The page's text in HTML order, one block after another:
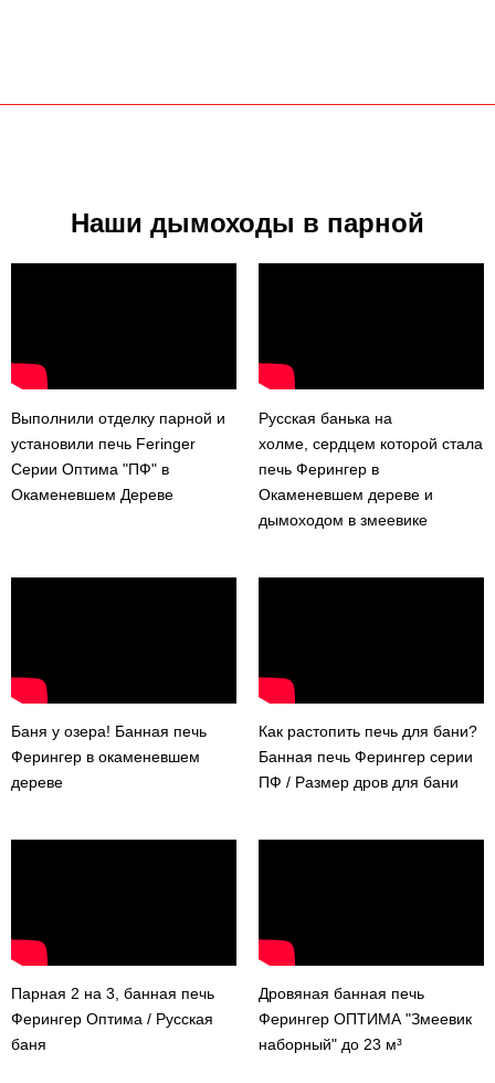
Наши дымоходы в парной
Выполнили отделку парной и
установили печь Feringer
Серии Оптима "ПФ" в
Окаменевшем Дереве
Русская банька на
холме, сердцем которой стала
печь Ферингер в
Окаменевшем дереве и
дымоходом в змеевике
Баня у озера! Банная печь
Ферингер в окаменевшем
дереве
Как растопить печь для бани?
Банная печь Ферингер серии
ПФ / Размер дров для бани
Парная 2 на 3, банная печь
Ферингер Оптима / Русская
баня
Дровяная банная печь
Ферингер ОПТИМА "Змеевик
наборный" до 23 м³